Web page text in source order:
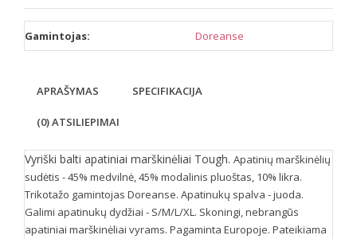
Gamintojas: Doreanse
APRAŠYMAS SPECIFIKACIJA
(0) ATSILIEPIMAI
Vyriški balti apatiniai marškinėliai Tough. Apatinių marškinėlių
sudėtis - 45% medvilnė, 45% modalinis pluoštas, 10% likra.
Trikotažo gamintojas Doreanse. Apatinukų spalva - juoda.
Galimi apatinukų dydžiai - S/M/L/XL. Skoningi, nebrangūs
apatiniai marškinėliai vyrams. Pagaminta Europoje. Pateikiama